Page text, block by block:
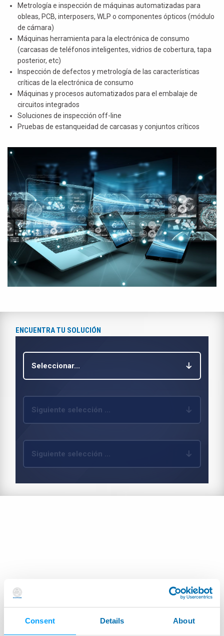
Consent Details About
Metrología e inspección de máquinas automatizadas para
obleas, PCB, interposers, WLP o componentes ópticos (módulo
de cámara)
Máquinas herramienta para la electrónica de consumo
(carcasas de teléfonos inteligentes, vidrios de cobertura, tapa
posterior, etc)
Inspección de defectos y metrología de las características
críticas de la electrónica de consumo
Máquinas y procesos automatizados para el embalaje de
circuitos integrados
Soluciones de inspección off-line
Pruebas de estanqueidad de carcasas y conjuntos críticos
ENCUENTRA TU SOLUCIÓN
Seleccionar...
Siguiente selección ...
Siguiente selección ...